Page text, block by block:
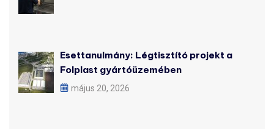
Esettanulmány: Légtisztító projekt a
Folplast gyártóüzemében
május 20, 2026